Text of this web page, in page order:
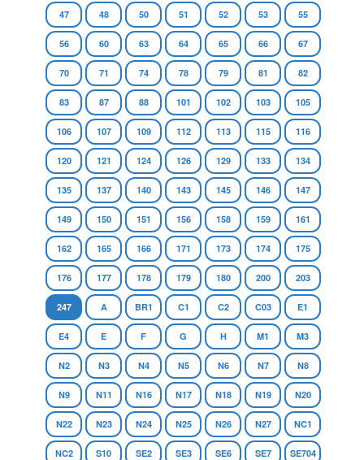
47 48 50 51 52 53 55
56 60 63 64 65 66 67
70 71 74 78 79 81 82
83 87 88 101 102 103 105
106 107 109 112 113 115 116
120 121 124 126 129 133 134
135 137 140 143 145 146 147
149 150 151 156 158 159 161
162 165 166 171 173 174 175
176 177 178 179 180 200 203
247 A BR1 C1 C2 C03 E1
E4 E F G H M1 M3
N2 N3 N4 N5 N6 N7 N8
N9 N11 N16 N17 N18 N19 N20
N22 N23 N24 N25 N26 N27 NC1
NC2 S10 SE2 SE3 SE6 SE7 SE704